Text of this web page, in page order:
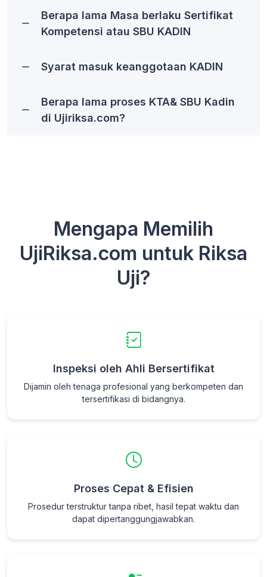
Berapa lama Masa berlaku Sertifikat
Kompetensi atau SBU KADIN
Syarat masuk keanggotaan KADIN
Berapa lama proses KTA& SBU Kadin
di Ujiriksa.com?
Mengapa Memilih
UjiRiksa.com untuk Riksa
Uji?
Inspeksi oleh Ahli Bersertifikat
Dijamin oleh tenaga profesional yang berkompeten dan
tersertifikasi di bidangnya.
Proses Cepat & Efisien
Prosedur terstruktur tanpa ribet, hasil tepat waktu dan
dapat dipertanggungjawabkan.